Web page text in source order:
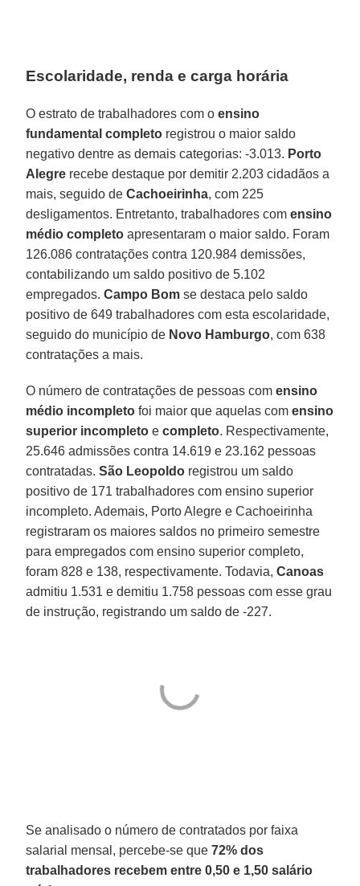
Escolaridade, renda e carga horária
O estrato de trabalhadores com oensino
fundamental completo registrou o maior saldo
negativo dentre as demais categorias: -3.013. Porto
Alegre recebe destaque por demitir 2.203 cidadãos a
mais, seguido deCachoeirinha, com 225
desligamentos. Entretanto, trabalhadores comensino
médio completo apresentaram o maior saldo. Foram
126.086 contratações contra 120.984 demissões,
contabilizando um saldo positivo de 5.102
empregados.Campo Bom se destaca pelo saldo
positivo de 649 trabalhadores com esta escolaridade,
seguido do município de Novo Hamburgo, com 638
contratações a mais.
O número de contratações de pessoas comensino
médio incompleto foi maior que aquelas com ensino
superior incompleto e completo. Respectivamente,
25.646 admissões contra 14.619 e 23.162 pessoas
contratadas.São Leopoldo registrou um saldo
positivo de 171 trabalhadores com ensino superior
incompleto. Ademais, Porto Alegre e Cachoeirinha
registraram os maiores saldos no primeiro semestre
para empregados com ensino superior completo,
foram 828 e 138, respectivamente. Todavia,Canoas
admitiu 1.531 e demitiu 1.758 pessoas com esse grau
de instrução, registrando um saldo de -227.
Se analisado o número de contratados por faixa
salarial mensal, percebe-se que72% dos
trabalhadores recebem entre 0,50 e 1,50 salário